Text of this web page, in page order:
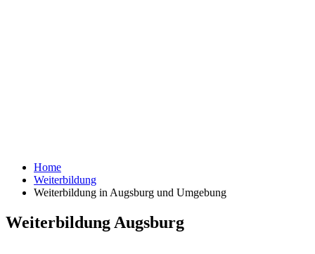
Home
Weiterbildung
Weiterbildung in Augsburg und Umgebung
Weiterbildung Augsburg